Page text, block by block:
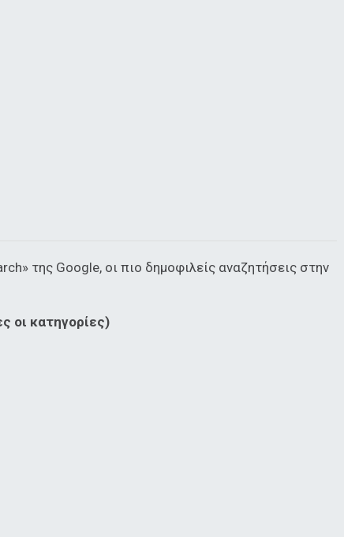
της Google, οι πιο δημοφιλείς αναζητήσεις στην
οι κατηγορίες)